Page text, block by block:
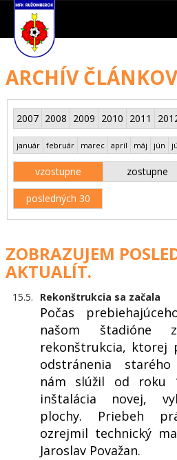
ARCHÍV ČLÁNKOV
2007 2008 2009 2010 2011
január február marec apríl máj jún
vzostupne zostupne
posledných 30
ZOBRAZUJEM
AKTUALÍT.
15.5. Rekonštrukcia sa začala
Počas
našom štadióne
rekonštrukcia, ktorej
odstránenia
nám slúžil od roku
inštalácia novej,
plochy. Priebeh
ozrejmil technický
Jaroslav Považan.